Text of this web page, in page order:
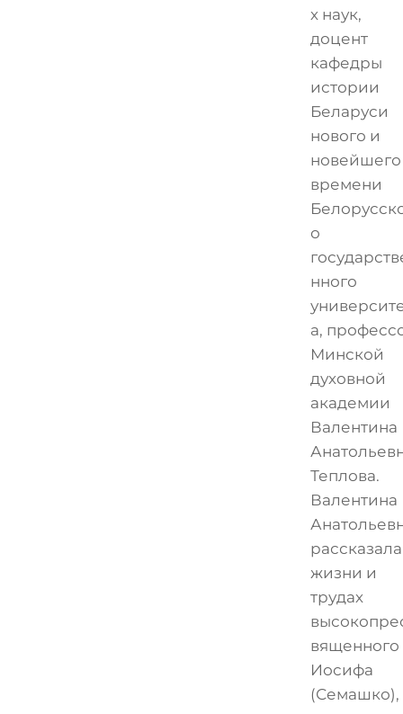
х наук,
доцент
кафедры
истории
Беларуси
нового и
новейшего
времени
о
нного
а,
Минской
духовной
академии
Валентина
Теплова.
Валентина
жизни и
трудах
вященного
Иосифа
(Семашко),